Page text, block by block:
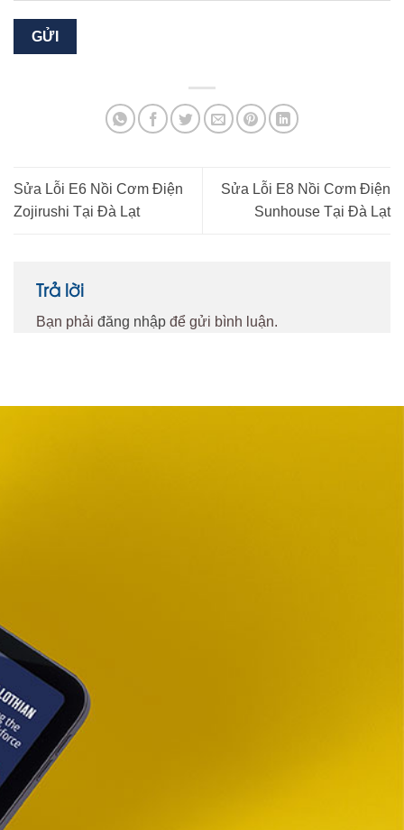
Sửa Lỗi E6 Nồi Cơm Điện
Zojirushi Tại Đà Lạt
Sửa Lỗi E8 Nồi Cơm Điện
Sunhouse Tại Đà Lạt
Trả lời
Bạn phải đăng nhập để gửi bình luận.